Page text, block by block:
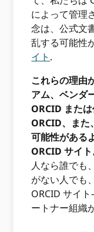
によって管理
念は、公式文
乱する可能性
イト .
これらの理由
アム、ベンダ
ORCID また
ORCID、また
可能性がある
ORCID サイト
人なら誰でも
がない人でも
ORCID サイ
ートナー組織